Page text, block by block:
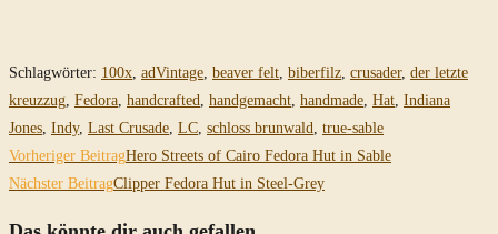
Schlagwörter: 100x, adVintage, beaver felt, biberfilz, crusader, der letzte
kreuzzug, Fedora, handcrafted, handgemacht, handmade, Hat, Indiana
Jones, Indy, Last Crusade, LC, schloss brunwald, true-sable
Weitere
Artikel
ansehen
Vorheriger BeitragHero Streets of Cairo Fedora Hut in Sable
Nächster BeitragClipper Fedora Hut in Steel-Grey